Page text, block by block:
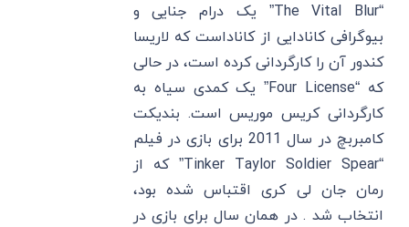
“The Vital Blur” یک درام جنایی و
بیوگرافی کانادایی از کاناداست که لاریسا
کندور آن را کارگردانی کرده است، در حالی
که “Four License” یک کمدی سیاه به
کارگردانی کریس موریس است. بندیکت
کامبربچ در سال 2011 برای بازی در فیلم
“Tinker Taylor Soldier Spear” که از
رمان جان لی کری اقتباس شده بود،
انتخاب شد . در همان سال برای بازی در